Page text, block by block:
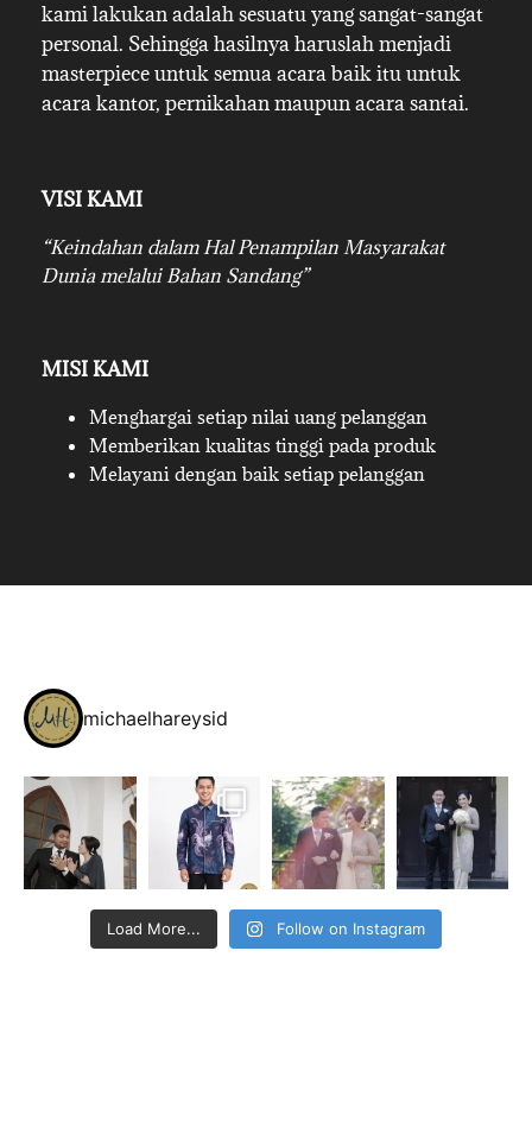
kami lakukan adalah sesuatu yang sangat-sangat
personal. Sehingga hasilnya haruslah menjadi
masterpiece untuk semua acara baik itu untuk
acara kantor, pernikahan maupun acara santai.
VISI KAMI
“Keindahan dalam Hal Penampilan Masyarakat
Dunia melalui Bahan Sandang”
MISI KAMI
Menghargai setiap nilai uang pelanggan
Memberikan kualitas tinggi pada produk
Melayani dengan baik setiap pelanggan
michaelhareysid
Load More... Follow on Instagram